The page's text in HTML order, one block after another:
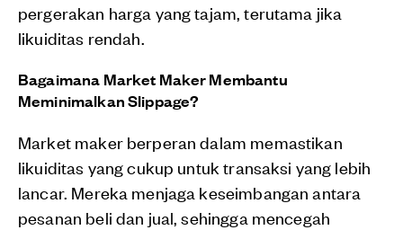
pergerakan harga yang tajam, terutama jika
likuiditas rendah.
Bagaimana Market Maker Membantu
Meminimalkan Slippage?
Market maker berperan dalam memastikan
likuiditas yang cukup untuk transaksi yang lebih
lancar. Mereka menjaga keseimbangan antara
pesanan beli dan jual, sehingga mencegah